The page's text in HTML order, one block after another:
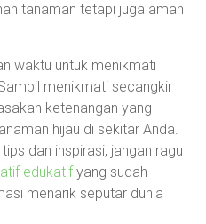
tanaman tetapi juga aman
waktu untuk menikmati
menikmati secangkir
ketenangan yang
hijau di sekitar Anda.
dan inspirasi, jangan ragu
edukatifyang sudah
menarik seputar dunia